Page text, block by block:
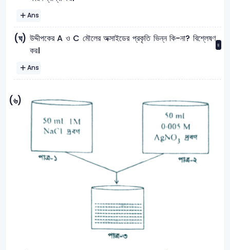
Ans
(ঘ) উদ্দীপকের A ও C মৌলের অক্সাইডের প্রকৃতি ভিন্ন কি-না? বিশ্লেষণ
কর।
৪
Ans
(৬)